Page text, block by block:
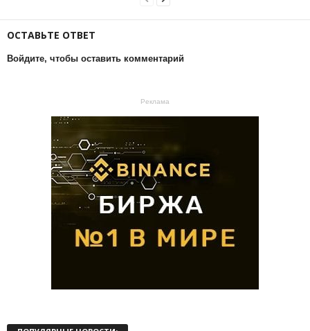
ОСТАВЬТЕ ОТВЕТ
Войдите, чтобы оставить комментарий
Реклама